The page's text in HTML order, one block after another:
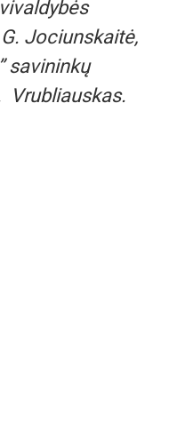
Jociunskaitė,
savininkų
Vrubliauskas.